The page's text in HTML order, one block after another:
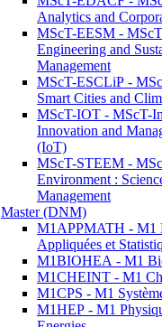
Analytics and
MScT-EESM -
Engineering and
Management
MScT-ESCLiP -
Smart Cities and
MScT-IOT - MScT-
Innovation and
(IoT)
MScT-STEEM -
Environment :
Management
Master (DNM)
M1APPMATH - M1
Appliquées et
M1BIOHEA - M1
M1CHEINT - M1
M1CPS - M1
M1HEP - M1